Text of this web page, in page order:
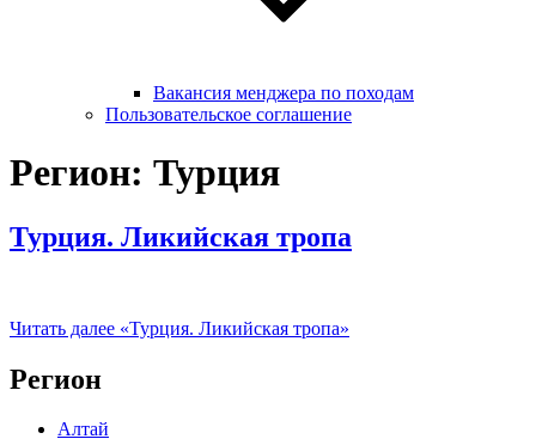
Вакансия менджера по походам
Пользовательское соглашение
Регион: Турция
Турция. Ликийская тропа
Читать далее «Турция. Ликийская тропа»
Регион
Алтай